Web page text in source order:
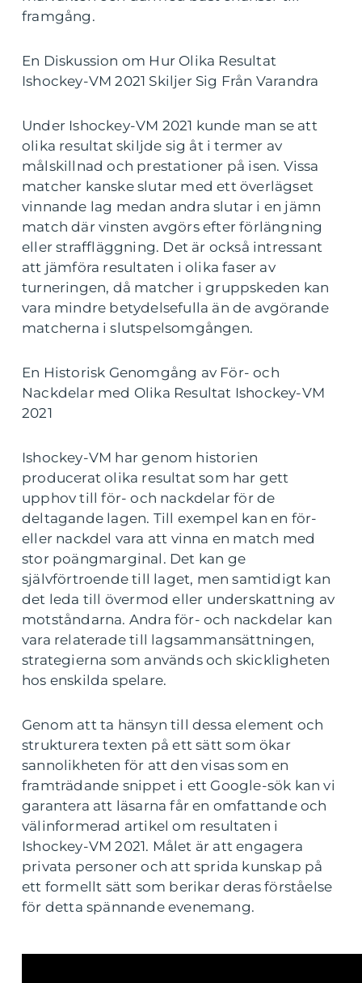
framgång.
En Diskussion om Hur Olika Resultat
Ishockey-VM 2021 Skiljer Sig Från Varandra
Under Ishockey-VM 2021 kunde man se att
olika resultat skiljde sig åt i termer av
målskillnad och prestationer på isen. Vissa
matcher kanske slutar med ett överlägset
vinnande lag medan andra slutar i en jämn
match där vinsten avgörs efter förlängning
eller straffläggning. Det är också intressant
att jämföra resultaten i olika faser av
turneringen, då matcher i gruppskeden kan
vara mindre betydelsefulla än de avgörande
matcherna i slutspelsomgången.
En Historisk Genomgång av För- och
Nackdelar med Olika Resultat Ishockey-VM
2021
Ishockey-VM har genom historien
producerat olika resultat som har gett
upphov till för- och nackdelar för de
deltagande lagen. Till exempel kan en för-
eller nackdel vara att vinna en match med
stor poängmarginal. Det kan ge
självförtroende till laget, men samtidigt kan
det leda till övermod eller underskattning av
motståndarna. Andra för- och nackdelar kan
vara relaterade till lagsammansättningen,
strategierna som används och skickligheten
hos enskilda spelare.
Genom att ta hänsyn till dessa element och
strukturera texten på ett sätt som ökar
sannolikheten för att den visas som en
framträdande snippet i ett Google-sök kan vi
garantera att läsarna får en omfattande och
välinformerad artikel om resultaten i
Ishockey-VM 2021. Målet är att engagera
privata personer och att sprida kunskap på
ett formellt sätt som berikar deras förståelse
för detta spännande evenemang.